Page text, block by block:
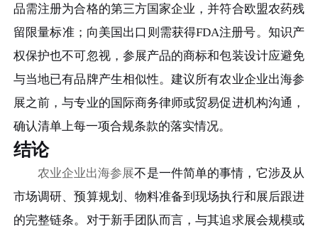
品需注册为合格的第三方国家企业，并符合欧盟农药残
留限量标准；向美国出口则需获得FDA注册号。知识产
权保护也不可忽视，参展产品的商标和包装设计应避免
与当地已有品牌产生相似性。建议所有农业企业出海参
展之前，与专业的国际商务律师或贸易促进机构沟通，
确认清单上每一项合规条款的落实情况。
结论
农业企业出海参展不是一件简单的事情，它涉及从
市场调研、预算规划、物料准备到现场执行和展后跟进
的完整链条。对于新手团队而言，与其追求展会规模或